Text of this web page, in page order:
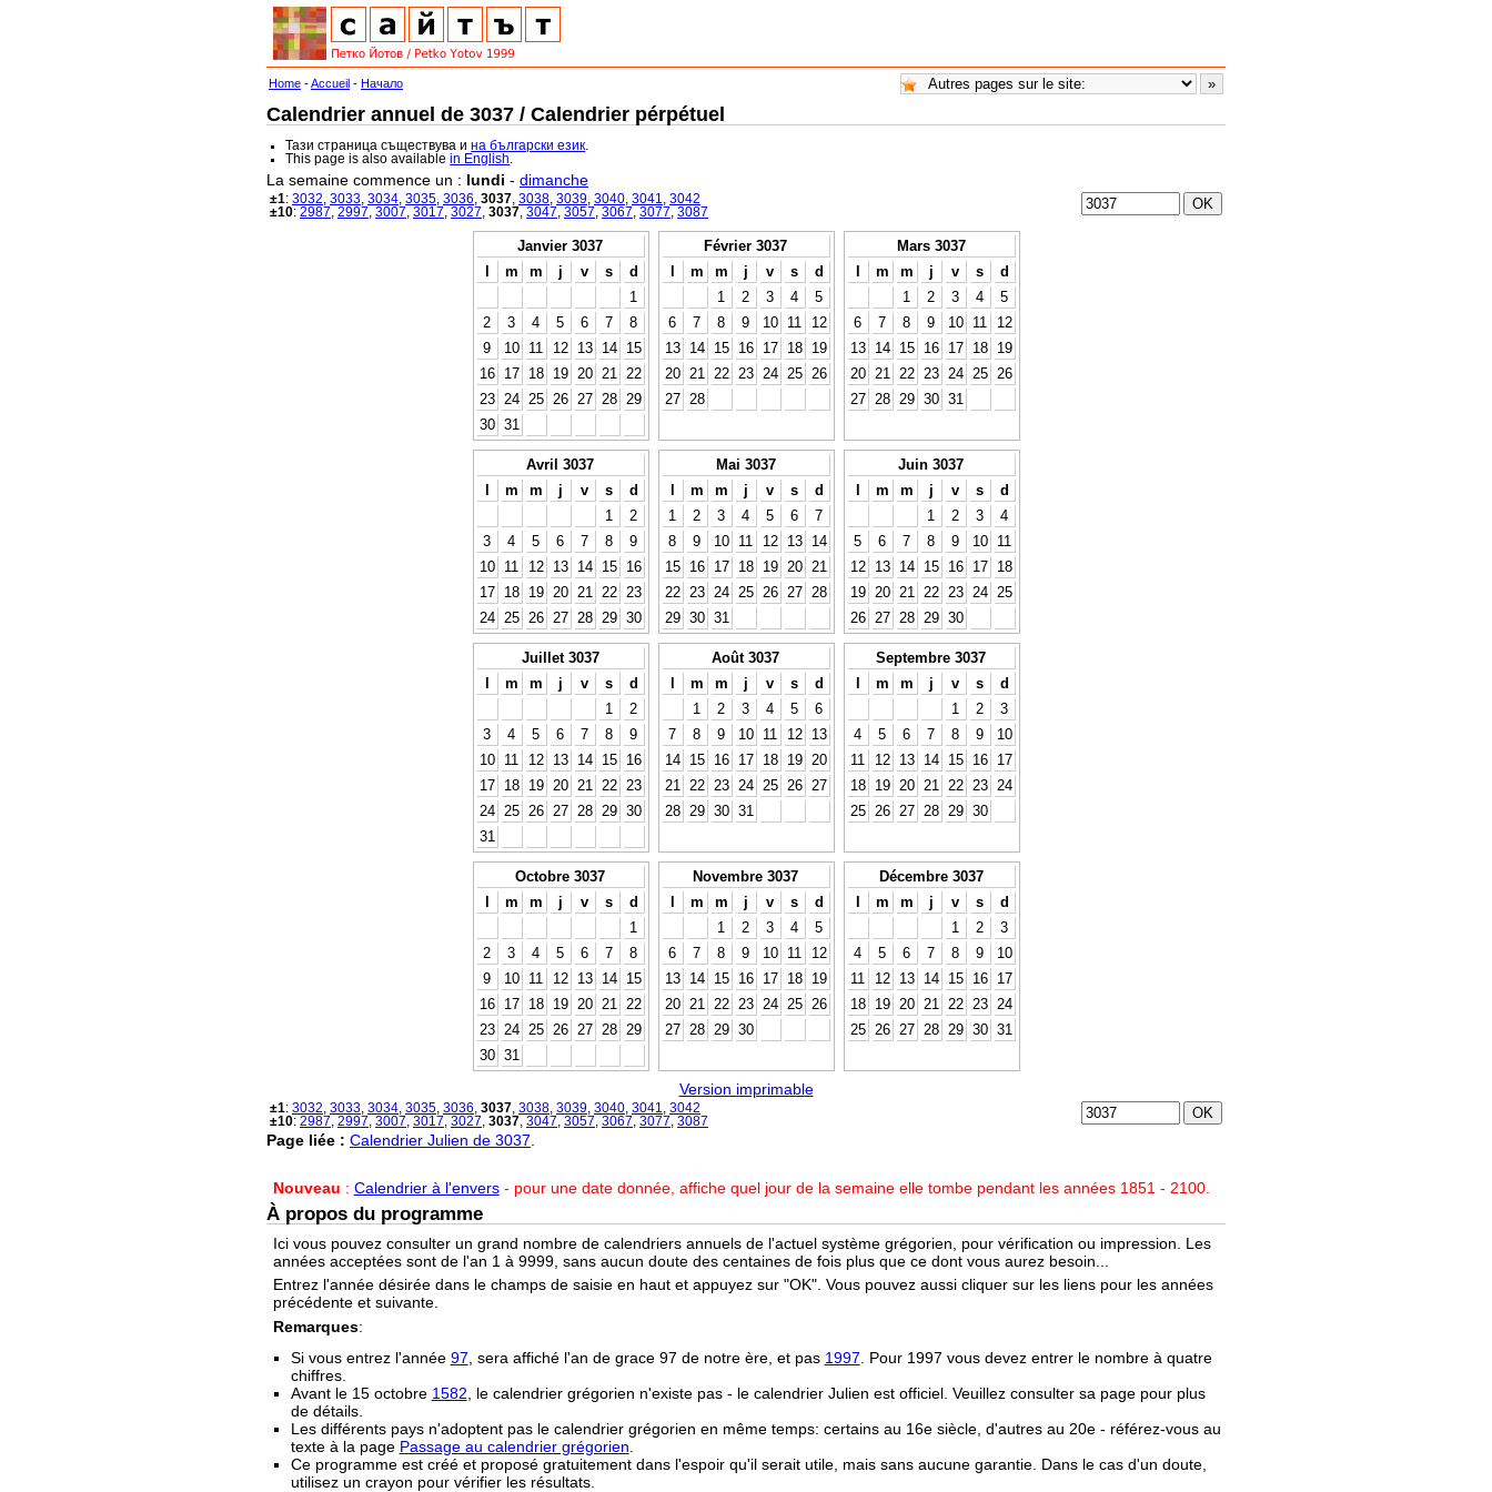
Home -Accueil - Начало
Calendrier annuel de 3037 / Calendrier pérpétuel
Тази страница съществува ина български език
This page is also availablein English
La semaine commence un : lundi - dimanche
±1: 3032 3033 3034 3035 3036 3037 3038 3039 3040 3041
3042
±10: 2987 2997 3007 3017 3027 3037 3047 3057 3067 3077 3087
Janvier 3037
l
m m j v s
d
1
2
3 4 5 6 7
8
9
10 11 12 13 14
15
16
17 18 19 20 21
22
23
24 25 26 27 28
29
30 31
Février 3037
l
m m j v s
d
1
2 3 4
5
6
7 8 9 10 11
12
13
14 15 16 17 18
19
20
21 22 23 24 25
26
27
28
Mars 3037
l
m m j v s
d
1
2 3 4
5
6
7 8 9 10 11
12
13
14 15 16 17 18
19
20
21 22 23 24 25
26
27
28 29 30 31
Avril 3037
l
m m j v s
d
1
2
3
4 5 6 7 8
9
10
11 12 13 14 15
16
17
18 19 20 21 22
23
24
25 26 27 28 29 30
Mai 3037
l
m m j v s
d
1
2 3 4 5 6
7
8
9 10 11 12 13
14
15
16 17 18 19 20
21
22
23 24 25 26 27
28
29 30 31
Juin 3037
l
m m j v s
d
1
2 3
4
5
6 7 8 9 10
11
12
13 14 15 16 17
18
19
20 21 22 23 24
25
26
27 28 29 30
Juillet 3037
l
m m j v s
d
1
2
3
4 5 6 7 8
9
10
11 12 13 14 15
16
17
18 19 20 21 22
23
24
25 26 27 28 29 30
31
Août 3037
l
m m j v s
d
1
2 3 4 5
6
7
8 9 10 11 12
13
14
15 16 17 18 19
20
21
22 23 24 25 26
27
28
29 30 31
Septembre 3037
l
m m j v s
d
1
2
3
4
5 6 7 8 9
10
11
12 13 14 15 16
17
18
19 20 21 22 23
24
25
26 27 28 29 30
Octobre 3037
l
m m j v s
d
1
2
3 4 5 6 7
8
9
10 11 12 13 14
15
16
17 18 19 20 21
22
23
24 25 26 27 28
29
30 31
Novembre 3037
l
m m j v s
d
1
2 3 4
5
6
7 8 9 10 11
12
13
14 15 16 17 18
19
20
21 22 23 24 25
26
27
28 29 30
Décembre 3037
l
m m j v s
d
1
2
3
4
5 6 7 8 9
10
11
12 13 14 15 16
17
18
19 20 21 22 23
24
25
26 27 28 29 30 31
Version imprimable
±1: 3032 3033 3034 3035 3036 3037 3038 3039 3040 3041
3042
±10: 2987 2997 3007 3017 3027 3037 3047 3057 3067 3077 3087
Page liée : Calendrier Julien de 3037
Nouveau : Calendrier à l'envers- pour une date donnée, affiche quel jour de la semaine elle tombe pendant les années 1851 - 2100.
À propos du programme
Ici vous pouvez consulter un grand nombre de calendriers annuels de l'actuel système grégorien, pour vérification ou impression. Les
années acceptées sont de l'an 1 à 9999, sans aucun doute des centaines de fois plus que ce dont vous aurez besoin...
Entrez l'année désirée dans le champs de saisie en haut et appuyez sur "OK". Vous pouvez aussi cliquer sur les liens pour les années
précédente et suivante.
Remarques:
Si vous entrez l'année 97 , sera affiché l'an de grace 97 de notre ère, et pas 1997 . Pour 1997 vous devez entrer le nombre à quatre
chiffres.
Avant le 15 octobre 1582 , le calendrier grégorien n'existe pas - le calendrier Julien est officiel. Veuillez consulter sa page pour plus
de détails.
Les différents pays n'adoptent pas le calendrier grégorien en même temps: certains au 16e siècle, d'autres au 20e - référez-vous au
texte à la page Passage au calendrier grégorien
Ce programme est créé et proposé gratuitement dans l'espoir qu'il serait utile, mais sans aucune garantie. Dans le cas d'un doute,
utilisez un crayon pour vérifier les résultats.